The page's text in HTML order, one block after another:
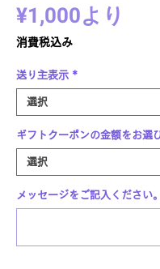
¥1,000より
価
格
消費税込み
送り主表示 *
ギフトクーポンの金額をお選
メッセージをご記入ください